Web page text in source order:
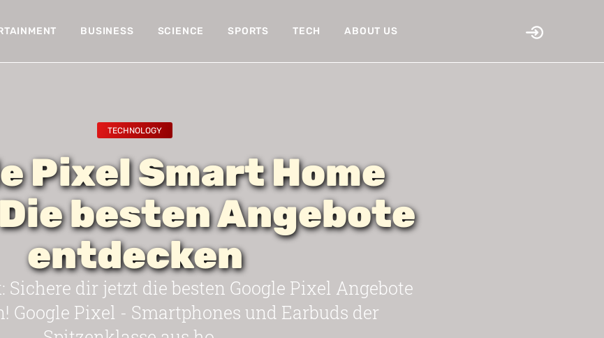
BUSINESS SCIENCE SPORTS TECH ABOUT US
TECHNOLOGY
Pixel Smart Home
besten Angebote
entdecken
Sichere dir jetzt die besten Google Pixel Angebote
Google Pixel - Smartphones und Earbuds der